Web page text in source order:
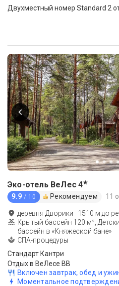
Двухместный номер Standard 2
Эко-отель ВеЛес 4★
9.9 / 10 Рекомендуем 11
деревня Дворики · 1510 м до
Крытый бассейн 120 м²,
бассейн в «Княжеской бане»
СПА-процедуры
Стандарт Кантри
Отдых в ВеЛесе BB
Включен завтрак, обед и
Моментальное